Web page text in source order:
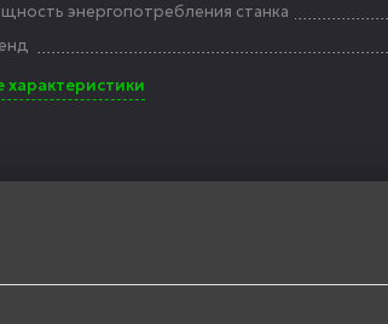
энергопотребления станка
характеристики